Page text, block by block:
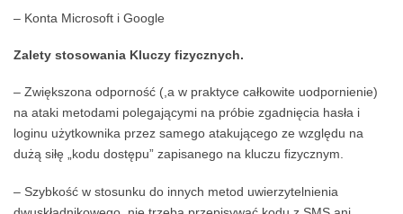
– Konta Microsoft i Google
Zalety stosowania Kluczy fizycznych.
– Zwiększona odporność (,a w praktyce całkowite uodpornienie)
na ataki metodami polegającymi na próbie zgadnięcia hasła i
loginu użytkownika przez samego atakującego ze względu na
dużą siłę „kodu dostępu” zapisanego na kluczu fizycznym.
– Szybkość w stosunku do innych metod uwierzytelnienia